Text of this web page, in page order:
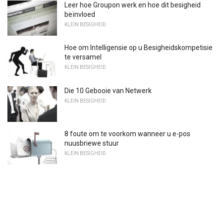
Leer hoe Groupon werk en hoe dit besigheid
beïnvloed
KLEIN BESIGHEID
Hoe om Intelligensie op u Besigheidskompetisie
te versamel
KLEIN BESIGHEID
Die 10 Gebooie van Netwerk
KLEIN BESIGHEID
8 foute om te voorkom wanneer u e-pos
nuusbriewe stuur
KLEIN BESIGHEID